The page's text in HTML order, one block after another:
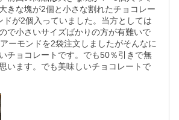
きな塊が2個と小さな割れたチョコレー
ドが2個入っていました。当方としては
で小さいサイズばかりの方が有難いで
ーモンドを2袋注文しましたがそんなに
チョコレートです。でも50％引きで無
います。でも美味しいチョコレートで